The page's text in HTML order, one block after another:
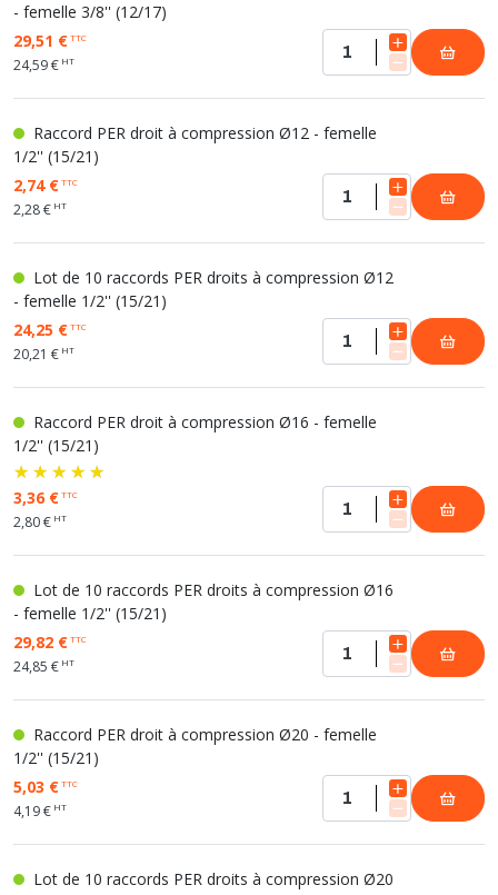
- femelle 3/8'' (12/17)
29,51 €TTC
24,59 € HT
Raccord PER droit à compression Ø12 - femelle
1/2'' (15/21)
2,74 €TTC
2,28 € HT
Lot de 10 raccords PER droits à compression Ø12
- femelle 1/2'' (15/21)
24,25 €TTC
20,21 € HT
Raccord PER droit à compression Ø16 - femelle
1/2'' (15/21)
3,36 €TTC
2,80 € HT
Lot de 10 raccords PER droits à compression Ø16
- femelle 1/2'' (15/21)
29,82 €TTC
24,85 € HT
Raccord PER droit à compression Ø20 - femelle
1/2'' (15/21)
5,03 €TTC
4,19 € HT
Lot de 10 raccords PER droits à compression Ø20